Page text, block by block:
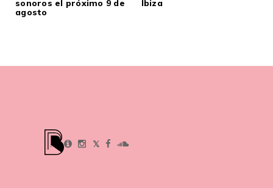
sonoros el próximo 9 de
agosto
Ibiza
𝕏